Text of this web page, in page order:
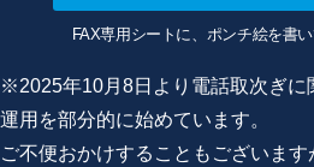
FAX専用シートに、ポンチ絵を書
※2025年10月8日より電話取次ぎに
運用を部分的に始めています。
ご不便おかけすることもございます